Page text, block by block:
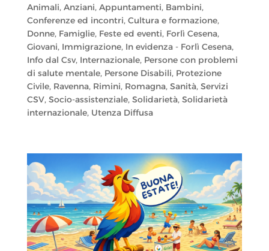
Animali, Anziani, Appuntamenti, Bambini,
Conferenze ed incontri, Cultura e formazione,
Donne, Famiglie, Feste ed eventi, Forlì Cesena,
Giovani, Immigrazione, In evidenza - Forlì Cesena,
Info dal Csv, Internazionale, Persone con problemi
di salute mentale, Persone Disabili, Protezione
Civile, Ravenna, Rimini, Romagna, Sanità, Servizi
CSV, Socio-assistenziale, Solidarietà, Solidarietà
internazionale, Utenza Diffusa